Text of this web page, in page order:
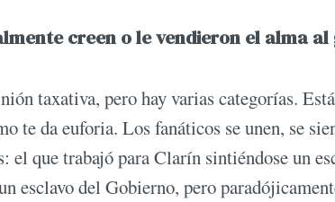
creen o le vendieron el alma
taxativa, pero hay varias categorías.
te da euforia. Los fanáticos se unen, se
el que trabajó para Clarín sintiéndose un
esclavo del Gobierno, pero